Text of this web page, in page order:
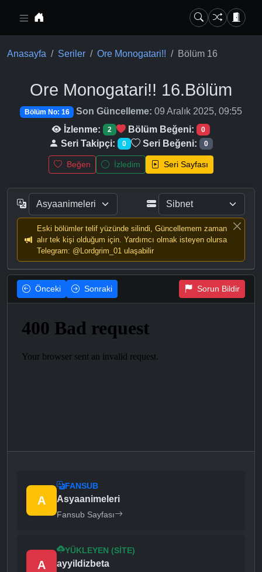
Anasayfa Seriler Ore Monogatari!! Bölüm 16
Ore Monogatari!! 16.Bölüm
Bölüm No: 16 Son Güncelleme: 09 Aralık 2025, 09:55
İzlenme:
2 Bölüm Beğeni: 0
Seri Takipçi: 0 Seri Beğeni: 0
Beğen İzledim Seri Sayfası
Eski bölümler telif yüzünde silindi, Güncellemem zaman
alır tek kişi olduğum için. Yardımcı olmak isteyen olursa
Telegram: @Lordgrim_01 ulaşabilir
Önceki Sonraki Sorun Bildir
A
FANSUB
Asyaanimeleri
Fansub Sayfası
A
YÜKLEYEN (SITE)
ayyildizbeta